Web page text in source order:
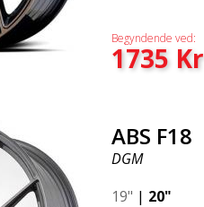
Begyndende ved:
1735Kr
ABS F18
DGM
19" | 20"